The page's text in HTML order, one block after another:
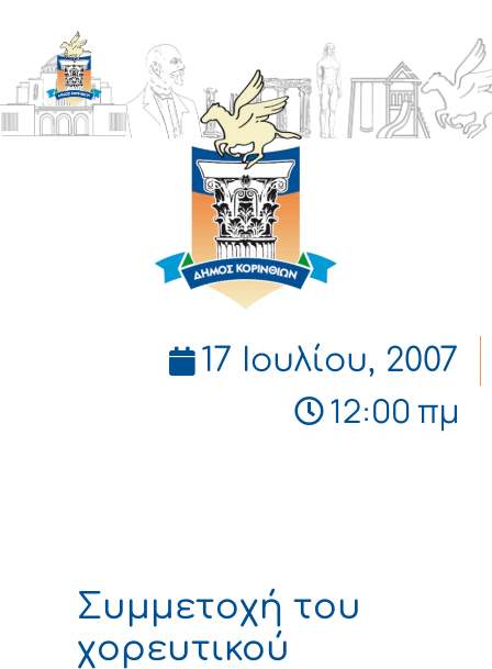
ΔΗΜΟΣ
ΚΟΡΙΝΘΙΩΝ
17 Ιουλίου, 2007
12:00 πμ
Συμμετοχή του
χορευτικού